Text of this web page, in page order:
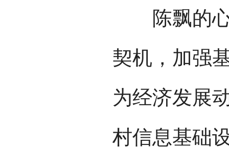
陈飘的心
契机，加强
为经济发展
村信息基础